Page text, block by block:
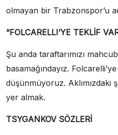
olmayan bir Trabzonspor’u
“FOLCARELLI’YE TEKLİF
Şu anda taraftarımızı
basamağındayız.
düşünmüyoruz. Aklımızdaki
yer almak.
TSYGANKOV SÖZLERİ